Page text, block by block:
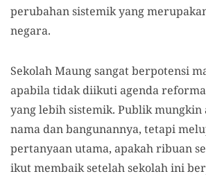
perubahan sistemik yang
negara.
Sekolah Maung sangat berpotensi
apabila tidak diikuti agenda
yang lebih sistemik. Publik mungkin
nama dan bangunannya, tetapi
pertanyaan utama, apakah ribuan
ikut membaik setelah sekolah ini